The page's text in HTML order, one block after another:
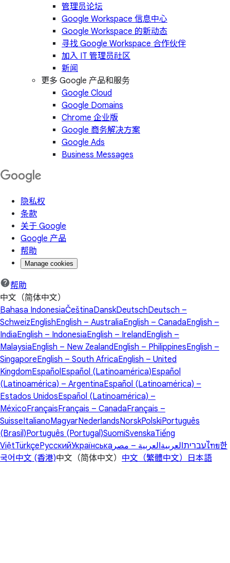
管理员论坛
Google Workspace 信息中心
Google Workspace 的新动态
寻找 Google Workspace 合作伙伴
加入 IT 管理员社区
新闻
更多 Google 产品和服务
Google Cloud
Google Domains
Chrome 企业版
Google 商务解决方案
Google Ads
Business Messages
隐私权
条款
关于 Google
Google 产品
帮助
Manage cookies
帮助
中文（简体中文）
Bahasa IndonesiaČeštinaDanskDeutschDeutsch –
SchweizEnglishEnglish – AustraliaEnglish – CanadaEnglish –
IndiaEnglish – IndonesiaEnglish – IrelandEnglish –
MalaysiaEnglish – New ZealandEnglish – PhilippinesEnglish –
SingaporeEnglish – South AfricaEnglish – United
KingdomEspañol Español (Latinoamérica)Español
(Latinoamérica) – ArgentinaEspañol (Latinoamérica) –
Estados UnidosEspañol (Latinoamérica) –
MéxicoFrançaisFrançais – CanadaFrançais –
SuisseItalianoMagyarNederlandsNorskPolskiPortuguês
(Brasil)Português (Portugal)SuomiSvenskaTiếng
ViệtTürkçeРусскийУкраїнська עבריתالعربيةالعربية – مصر ไทย한
국어 中文 (香港)中文（简体中文） 中文（繁體中文） 日本語